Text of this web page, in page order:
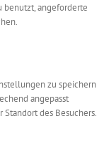
benutzt, angeforderte
zu speichern
angepasst
des Besuchers.